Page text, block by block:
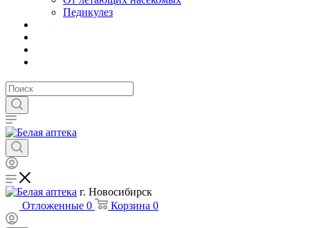
Педикулез
г. Новосибирск
Отложенные 0 Корзина 0